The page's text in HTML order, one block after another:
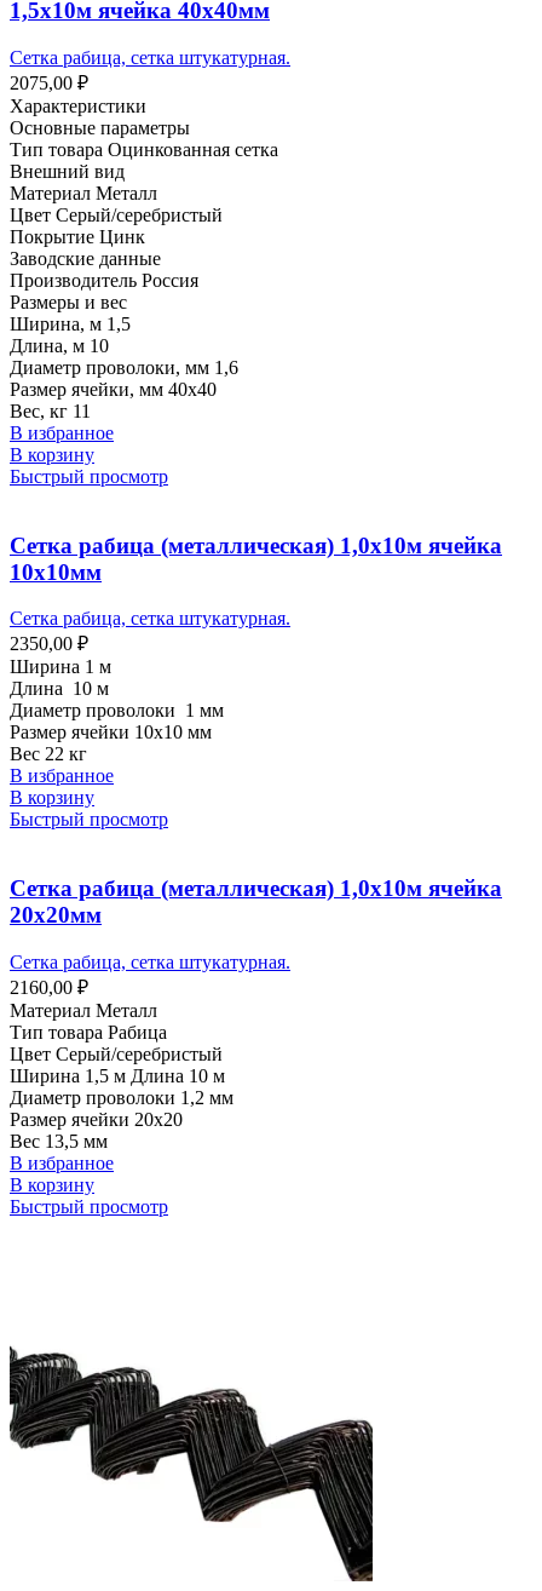
1,5х10м ячейка 40х40мм
Сетка рабица, сетка штукатурная.
2075,00 ₽
Характеристики
Основные параметры
Тип товара Оцинкованная сетка
Внешний вид
Материал Металл
Цвет Серый/серебристый
Покрытие Цинк
Заводские данные
Производитель Россия
Размеры и вес
Ширина, м 1,5
Длина, м 10
Диаметр проволоки, мм 1,6
Размер ячейки, мм 40х40
Вес, кг 11
В избранное
В корзину
Быстрый просмотр
Сетка рабица (металлическая) 1,0х10м ячейка
10х10мм
Сетка рабица, сетка штукатурная.
2350,00 ₽
Ширина 1 м
Длина 10 м
Диаметр проволоки 1 мм
Размер ячейки 10х10 мм
Вес 22 кг
В избранное
В корзину
Быстрый просмотр
Сетка рабица (металлическая) 1,0х10м ячейка
20х20мм
Сетка рабица, сетка штукатурная.
2160,00 ₽
Материал Металл
Тип товара Рабица
Цвет Серый/серебристый
Ширина 1,5 м Длина 10 м
Диаметр проволоки 1,2 мм
Размер ячейки 20х20
Вес 13,5 мм
В избранное
В корзину
Быстрый просмотр